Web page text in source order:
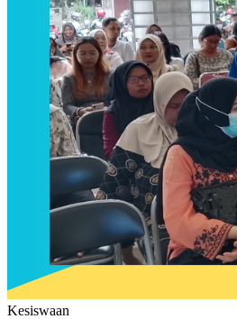
Kesiswaan